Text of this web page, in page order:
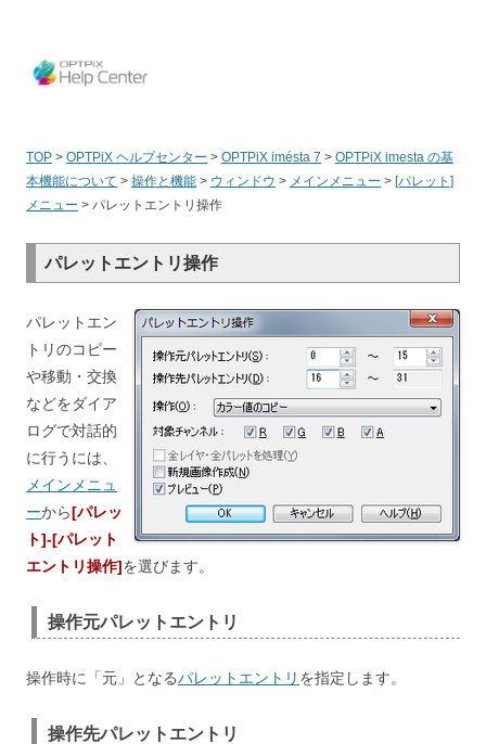
TOP > OPTPiX ヘルプセンター > OPTPiX imésta 7 > OPTPiX imesta の基
本機能について > 操作と機能 > ウィンドウ > メインメニュー > [パレット]
メニュー > パレットエントリ操作
パレットエントリ操作
パレットエン
トリのコピー
や移動・交換
などをダイア
ログで対話的
に行うには、
メインメニュ
ーから[パレッ
ト]-[パレット
エントリ操作]を選びます。
操作元パレットエントリ
操作時に「元」となるパレットエントリ を指定します。
操作先パレットエントリ